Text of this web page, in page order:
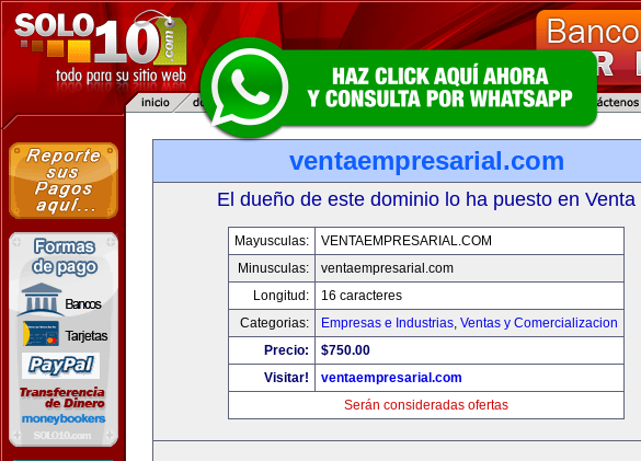
ventaempresarial.com
El dueño de este dominio lo ha puesto en Venta
Mayusculas:
VENTAEMPRESARIAL.COM
Minusculas:
ventaempresarial.com
Longitud:
16 caracteres
Categorias:
Empresas e Industrias, Ventas y Comercializacion
Precio:
$750.00
Visitar!
ventaempresarial.com
Serán consideradas ofertas